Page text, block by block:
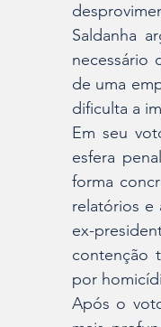
Saldanha
necessário
de uma
dificulta a
Em seu
esfera
forma
relatórios e
ex-
contenção
por
Após o